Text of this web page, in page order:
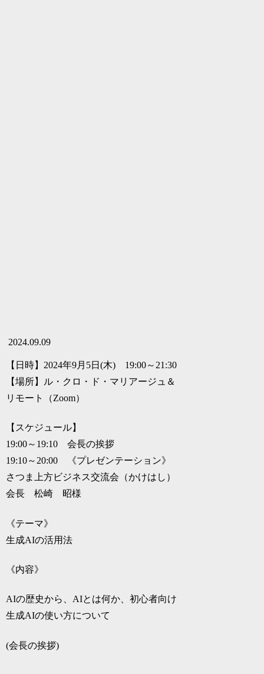
2024.09.09
【日時】2024年9月5日(木) 19:00～21:30
【場所】ル・クロ・ド・マリアージュ＆
リモート（Zoom）
【スケジュール】
19:00～19:10 会長の挨拶
19:10～20:00 《プレゼンテーション》
さつま上方ビジネス交流会（かけはし）
会長 松崎 昭様
《テーマ》
生成AIの活用法
《内容》
AIの歴史から、AIとは何か、初心者向け
生成AIの使い方について
(会長の挨拶)